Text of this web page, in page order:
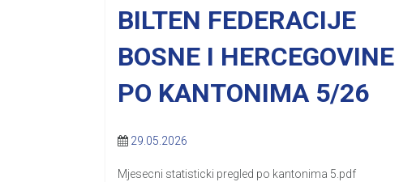
BILTEN FEDERACIJE
BOSNE I HERCEGOVINE
PO KANTONIMA 5/26
29.05.2026
Mjesecni statisticki pregled po kantonima 5.pdf